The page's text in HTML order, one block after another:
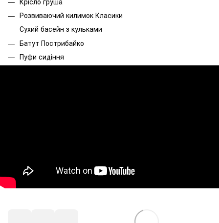
Розвиваючий килимок Класики
Сухий басейн з кульками
Батут Пострибайко
Пуфи сидіння